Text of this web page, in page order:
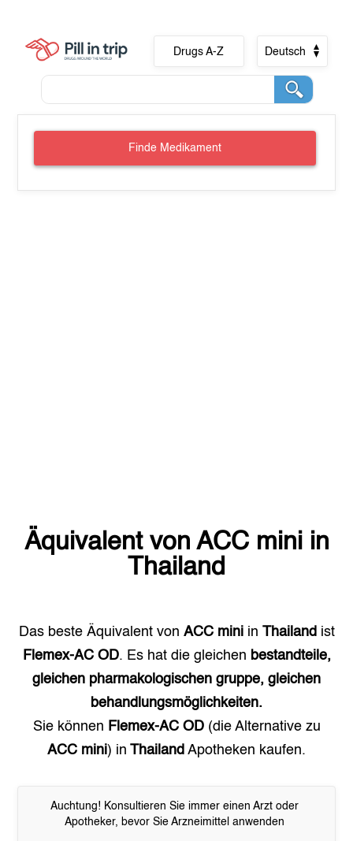
Drugs A-Z Deutsch
Finde Medikament
Äquivalent von ACC miniin
Thailand
Das beste Äquivalent von ACC miniin Thailand ist
Flemex-AC OD. Es hat die gleichen bestandteile,
gleichen pharmakologischen gruppe, gleichen
behandlungsmöglichkeiten.
Sie können Flemex-AC OD(die Alternative zu
ACC mini) in Thailand Apotheken kaufen.
Auchtung! Konsultieren Sie immer einen Arzt oder
Apotheker, bevor Sie Arzneimittel anwenden